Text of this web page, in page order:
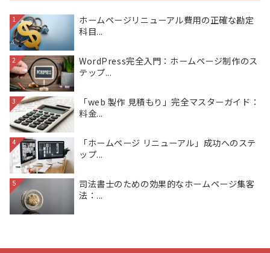
1
ホームページリニューアル費用の正確な勘定
科目...
2
WordPress完全入門：ホームページ制作のス
テップ...
3
「web 製作 見積もり」完全マスターガイド：
料金...
4
「ホームページ リニューアル」成功へのステ
ップ...
5
司法書士のための効果的なホームページ集客
法：...